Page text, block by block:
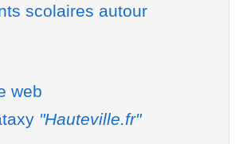
scolaires autour
web
"Hauteville.fr"